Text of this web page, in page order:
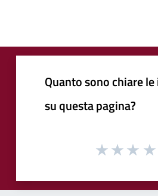
Quanto sono chiare
su questa pagina?